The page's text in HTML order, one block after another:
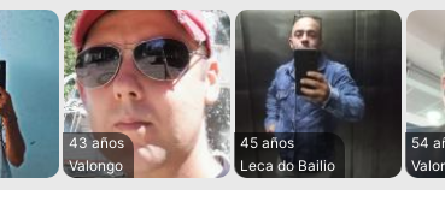
43 años
Valongo
45 años
Leca do Bailio
54